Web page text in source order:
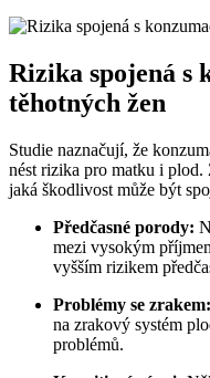
Rizika spojená s
těhotných žen
Studie naznačují, že
nést rizika pro matku i plod.
jaká škodlivost může být
Předčasné porody:
mezi vysokým
vyšším rizikem
Problémy se zrakem:
na zrakový systém
problémů.